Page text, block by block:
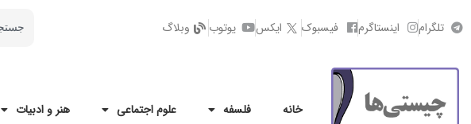
تلگرام اینستاگرم فیسبوک ایکس یوتوب وبلاگ
خانه فلسفه علوم اجتماعی هنر و ادبیات